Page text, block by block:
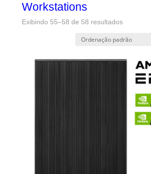
Workstations
Exibindo 55–58 de 58 resultados